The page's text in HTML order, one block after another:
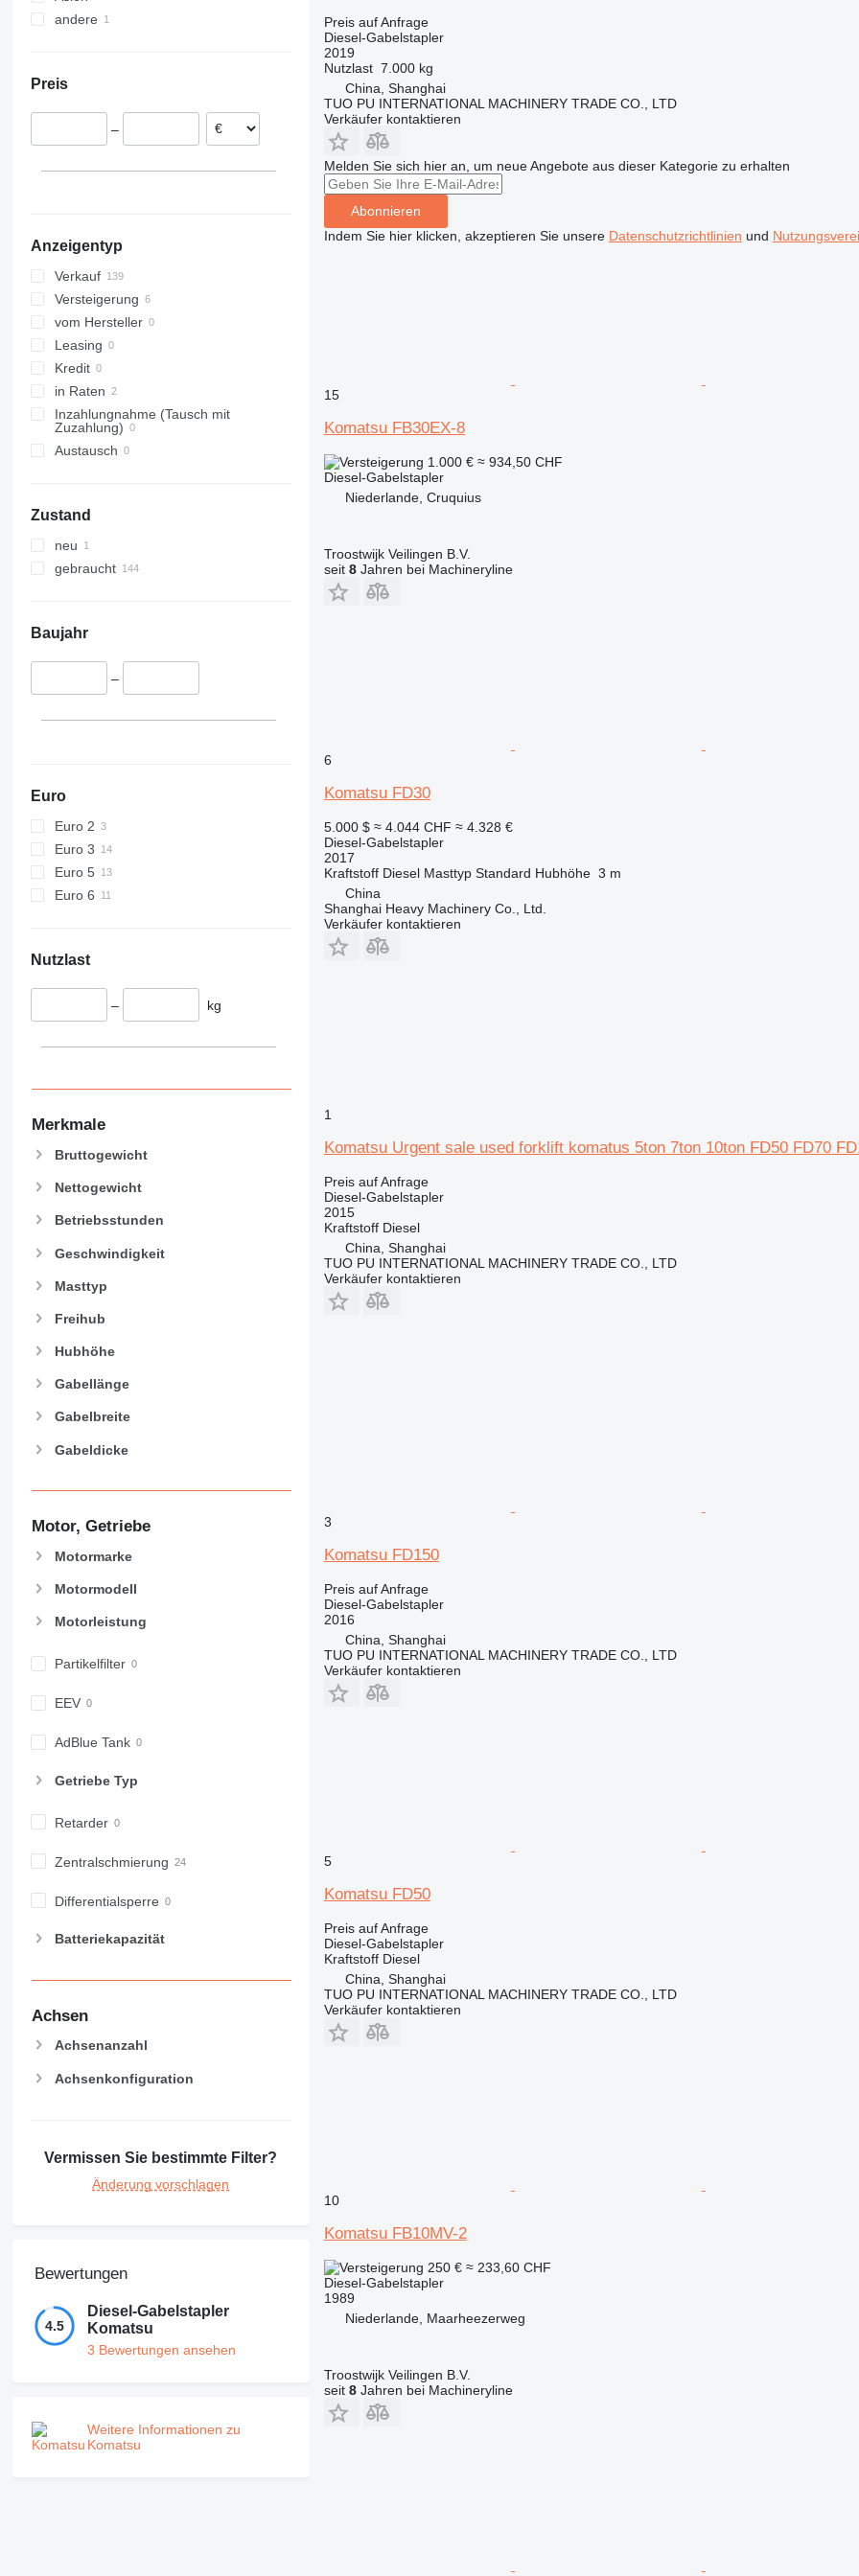
Belgien
Lettland
Spanien
China
andere
Preis
–
Anzeigentyp
Verkauf
Versteigerung
vom Hersteller
Leasing
Kredit
in Raten
Inzahlungnahme (Tausch mit
Zuzahlung)
Austausch
Zustand
neu
gebraucht
Baujahr
–
Euro
Euro 2
Euro 3
Euro 5
Euro 6
Nutzlast
– kg
Merkmale
Bruttogewicht
Nettogewicht
Betriebsstunden
Geschwindigkeit
Masttyp
Freihub
Hubhöhe
Gabellänge
Gabelbreite
Gabeldicke
Motor, Getriebe
Motormarke
Motormodell
Motorleistung
Partikelfilter
EEV
AdBlue Tank
Getriebe Typ
Retarder
Zentralschmierung
Differentialsperre
Batteriekapazität
Achsen
Achsenanzahl
Achsenkonfiguration
Vermissen Sie bestimmte Filter?
Änderung vorschlagen
Bewertungen
4.5
Diesel-Gabelstapler
Komatsu
3 Bewertungen ansehen
Weitere Informationen zu
Komatsu
Preis auf Anfrage
Diesel-Gabelstapler
2019
Nutzlast 7.000 kg
China, Shanghai
TUO PU INTERNATIONAL MACHINERY TRADE CO., LTD
Verkäufer kontaktieren
Melden Sie sich hier an, um neue Angebote aus dieser Kategorie zu erhalten
Abonnieren
Indem Sie hier klicken, akzeptieren Sie unsere Datenschutzrichtlinien und
15
Komatsu FB30EX-8
1.000 € ≈ 934,50 CHF
Diesel-Gabelstapler
Niederlande, Cruquius
Troostwijk Veilingen B.V.
seit 8Jahren bei Machineryline
6
Komatsu FD30
5.000 $ ≈ 4.044 CHF ≈ 4.328 €
Diesel-Gabelstapler
2017
Kraftstoff Diesel Masttyp Standard Hubhöhe 3 m
China
Shanghai Heavy Machinery Co., Ltd.
Verkäufer kontaktieren
1
Komatsu Urgent sale used forklift komatus 5ton 7ton 10ton FD50 FD70
Preis auf Anfrage
Diesel-Gabelstapler
2015
Kraftstoff Diesel
China, Shanghai
TUO PU INTERNATIONAL MACHINERY TRADE CO., LTD
Verkäufer kontaktieren
3
Komatsu FD150
Preis auf Anfrage
Diesel-Gabelstapler
2016
China, Shanghai
TUO PU INTERNATIONAL MACHINERY TRADE CO., LTD
Verkäufer kontaktieren
5
Komatsu FD50
Preis auf Anfrage
Diesel-Gabelstapler
Kraftstoff Diesel
China, Shanghai
TUO PU INTERNATIONAL MACHINERY TRADE CO., LTD
Verkäufer kontaktieren
10
Komatsu FB10MV-2
250 € ≈ 233,60 CHF
Diesel-Gabelstapler
1989
Niederlande, Maarheezerweg
Troostwijk Veilingen B.V.
seit 8Jahren bei Machineryline